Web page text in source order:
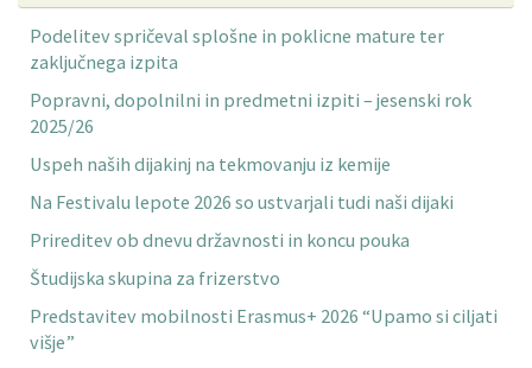
Podelitev spričeval splošne in poklicne mature ter
zaključnega izpita
Popravni, dopolnilni in predmetni izpiti – jesenski rok
2025/26
Uspeh naših dijakinj na tekmovanju iz kemije
Na Festivalu lepote 2026 so ustvarjali tudi naši dijaki
Prireditev ob dnevu državnosti in koncu pouka
Študijska skupina za frizerstvo
Predstavitev mobilnosti Erasmus+ 2026 “Upamo si ciljati
višje”